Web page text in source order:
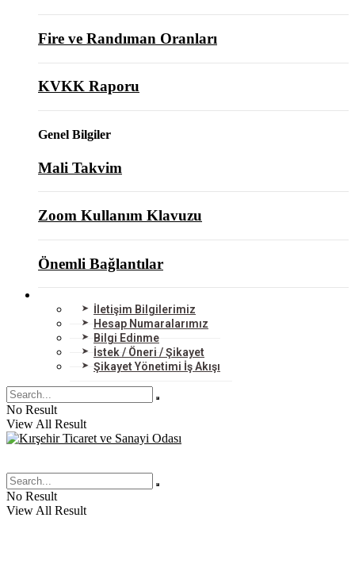
Fire ve Randıman Oranları
KVKK Raporu
Genel Bilgiler
Mali Takvim
Zoom Kullanım Klavuzu
Önemli Bağlantılar
İletişim Bilgilerimiz
Hesap Numaralarımız
Bilgi Edinme
İstek / Öneri / Şikayet
Şikayet Yönetimi İş Akışı
No Result
View All Result
No Result
View All Result